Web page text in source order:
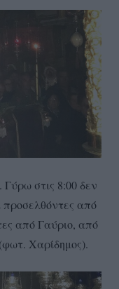
στις 8:00 δεν
από
από Γαύριο, από
Χαρίδημος).